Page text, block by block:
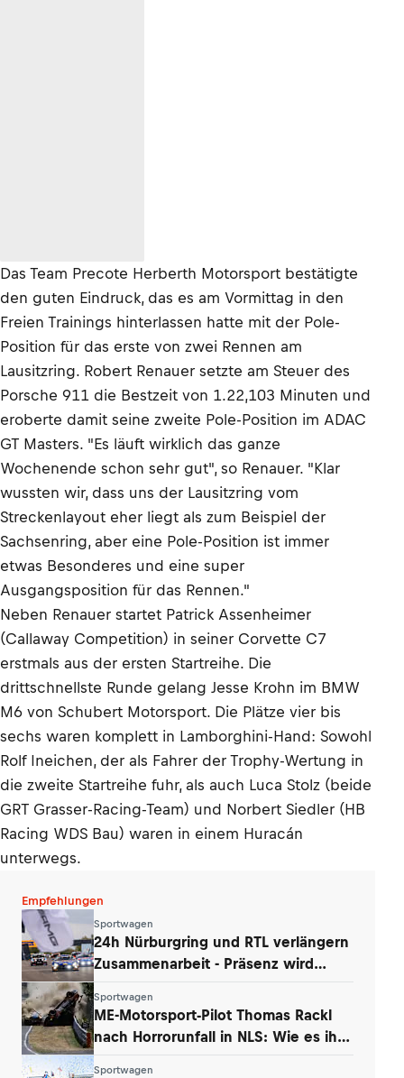
Das Team Precote Herberth Motorsport bestätigte
den guten Eindruck, das es am Vormittag in den
Freien Trainings hinterlassen hatte mit der Pole-
Position für das erste von zwei Rennen am
Lausitzring. Robert Renauer setzte am Steuer des
Porsche 911 die Bestzeit von 1.22,103 Minuten und
eroberte damit seine zweite Pole-Position im ADAC
GT Masters. "Es läuft wirklich das ganze
Wochenende schon sehr gut", so Renauer. "Klar
wussten wir, dass uns der Lausitzring vom
Streckenlayout eher liegt als zum Beispiel der
Sachsenring, aber eine Pole-Position ist immer
etwas Besonderes und eine super
Ausgangsposition für das Rennen."
Neben Renauer startet Patrick Assenheimer
(Callaway Competition) in seiner Corvette C7
erstmals aus der ersten Startreihe. Die
drittschnellste Runde gelang Jesse Krohn im BMW
M6 von Schubert Motorsport. Die Plätze vier bis
sechs waren komplett in Lamborghini-Hand: Sowohl
Rolf Ineichen, der als Fahrer der Trophy-Wertung in
die zweite Startreihe fuhr, als auch Luca Stolz (beide
GRT Grasser-Racing-Team) und Norbert Siedler (HB
Racing WDS Bau) waren in einem Huracán
unterwegs.
Empfehlungen
Sportwagen
24h Nürburgring und RTL verlängern
Zusammenarbeit - Präsenz wird
Sportwagen
ME-Motorsport-Pilot Thomas Rackl
nach Horrorunfall in NLS: Wie es ihm
Sportwagen